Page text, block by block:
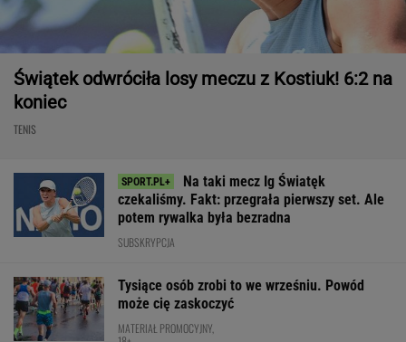
Świątek odwróciła losy meczu z Kostiuk! 6:2 na
koniec
TENIS
Na taki mecz Ig Światęk
czekaliśmy. Fakt: przegrała pierwszy set. Ale
potem rywalka była bezradna
SUBSKRYPCJA
Tysiące osób zrobi to we wrześniu. Powód
może cię zaskoczyć
MATERIAŁ PROMOCYJNY,